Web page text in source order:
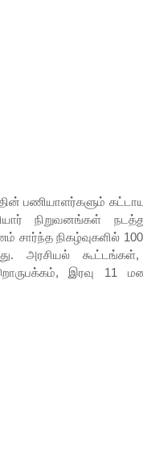
பணியாளர்களும் கட்டாயம்
நிறுவனங்கள்
நிகழ்வுகளில் 100
அரசியல்
இரவு 11